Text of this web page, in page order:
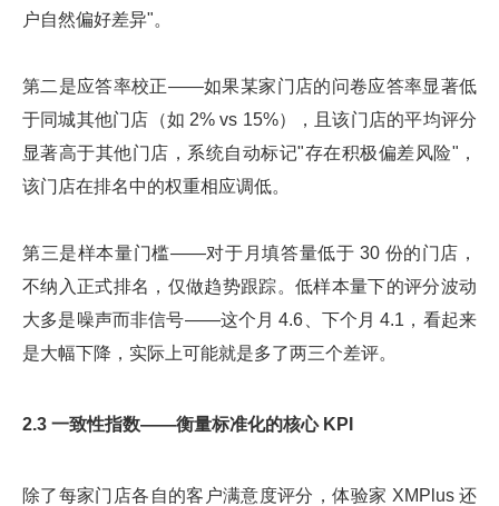
户自然偏好差异"。
第二是应答率校正——如果某家门店的问卷应答率显著低
于同城其他门店（如 2% vs 15%），且该门店的平均评分
显著高于其他门店，系统自动标记"存在积极偏差风险"，
该门店在排名中的权重相应调低。
第三是样本量门槛——对于月填答量低于 30 份的门店，
不纳入正式排名，仅做趋势跟踪。低样本量下的评分波动
大多是噪声而非信号——这个月 4.6、下个月 4.1，看起来
是大幅下降，实际上可能就是多了两三个差评。
2.3 一致性指数——衡量标准化的核心 KPI
除了每家门店各自的客户满意度评分，体验家 XMPlus 还